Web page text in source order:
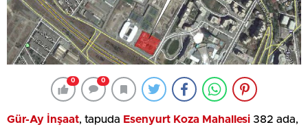
0 0
Gür-Ay İnşaat, tapuda Esenyurt Koza Mahallesi 382 ada,